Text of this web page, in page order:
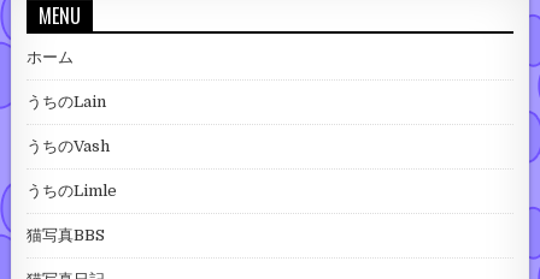
MENU
ホーム
うちのLain
うちのVash
うちのLimle
猫写真BBS